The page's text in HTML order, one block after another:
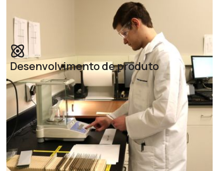
Desenvolvimento de produto